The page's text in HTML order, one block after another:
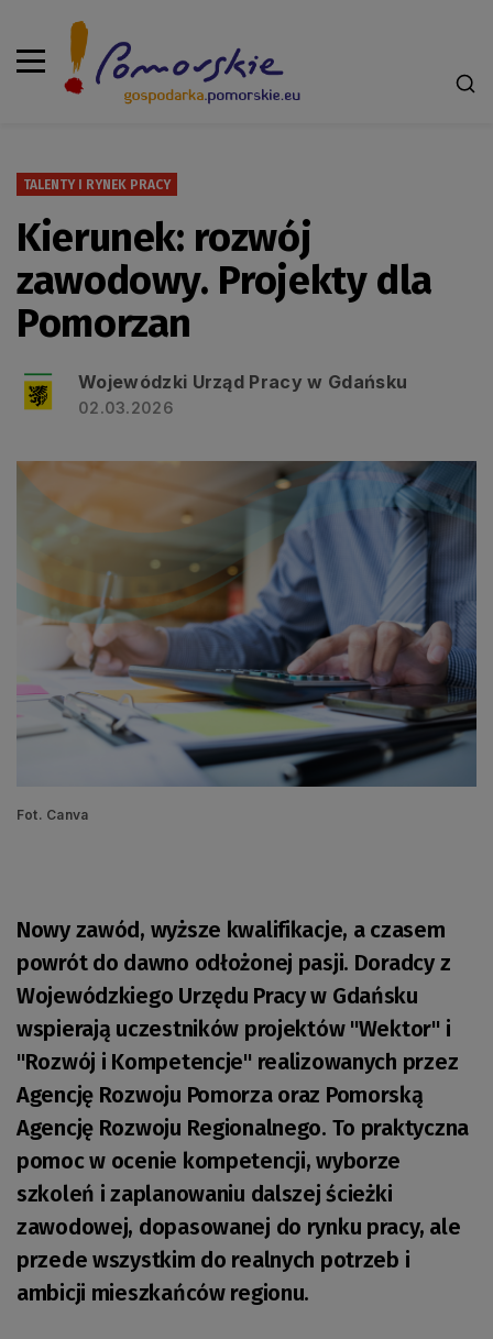
TALENTY I RYNEK PRACY
Kierunek: rozwój
zawodowy. Projekty dla
Pomorzan
Wojewódzki Urząd Pracy w Gdańsku
02.03.2026
Fot. Canva
Nowy zawód, wyższe kwalifikacje, a czasem
powrót do dawno odłożonej pasji. Doradcy z
Wojewódzkiego Urzędu Pracy w Gdańsku
wspierają uczestników projektów "Wektor" i
"Rozwój i Kompetencje" realizowanych przez
Agencję Rozwoju Pomorza oraz Pomorską
Agencję Rozwoju Regionalnego. To praktyczna
pomoc w ocenie kompetencji, wyborze
szkoleń i zaplanowaniu dalszej ścieżki
zawodowej, dopasowanej do rynku pracy, ale
przede wszystkim do realnych potrzeb i
ambicji mieszkańców regionu.